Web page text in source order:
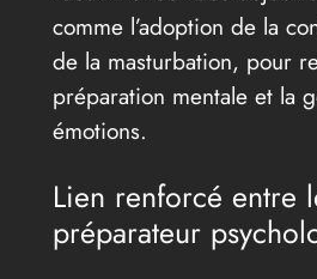
comme l’adoption de la
de la masturbation, pour
préparation mentale et la
émotions.
Lien renforcé entre
préparateur